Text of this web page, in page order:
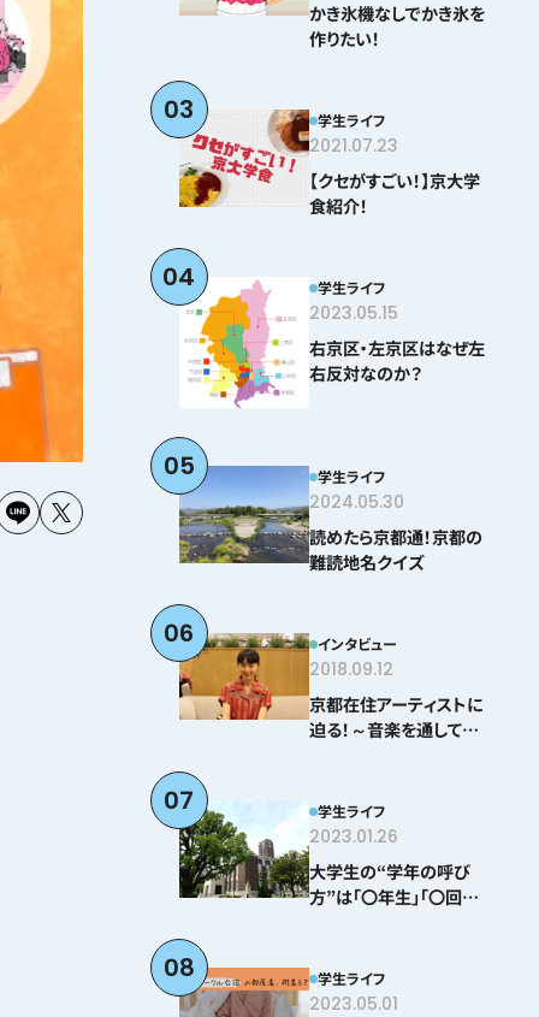
かき氷機なしでかき氷を
作りたい！
03 学生ライフ
2021.07.23
【クセがすごい！】京大学
食紹介！
04 学生ライフ
2023.05.15
右京区・左京区はなぜ左
右反対なのか？
05 学生ライフ
2024.05.30
読めたら京都通！京都の
難読地名クイズ
06 インタビュー
2018.09.12
京都在住アーティストに
迫る！～音楽を通して感
07 学生ライフ
2023.01.26
大学生の“学年の呼び
方”は「〇年生」「〇回生」
08 学生ライフ
2023.05.01